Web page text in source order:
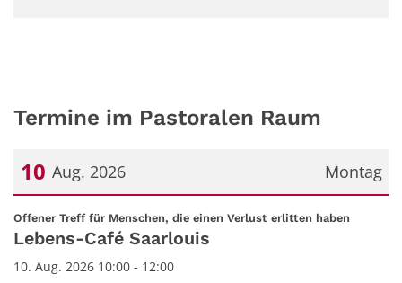
Termine im Pastoralen Raum
Montag
10 Aug. 2026
Datum: 10. August 2026
Offener Treff für Menschen, die einen Verlust erlitten haben
Lebens-Café Saarlouis
10. Aug. 2026 10:00 - 12:00